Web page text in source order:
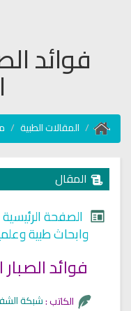
فوائد
المقالات الطبية
المقال
الصفحة الرئيسية
وابحاث طبية
الكاتب :